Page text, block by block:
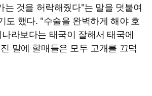
는 것을 허락해줬다"는 말을 덧붙여
도 했다. "수술을 완벽하게 해야 호
라보다는 태국이 잘해서 태국에
말에 할매들은 모두 고개를 끄덕